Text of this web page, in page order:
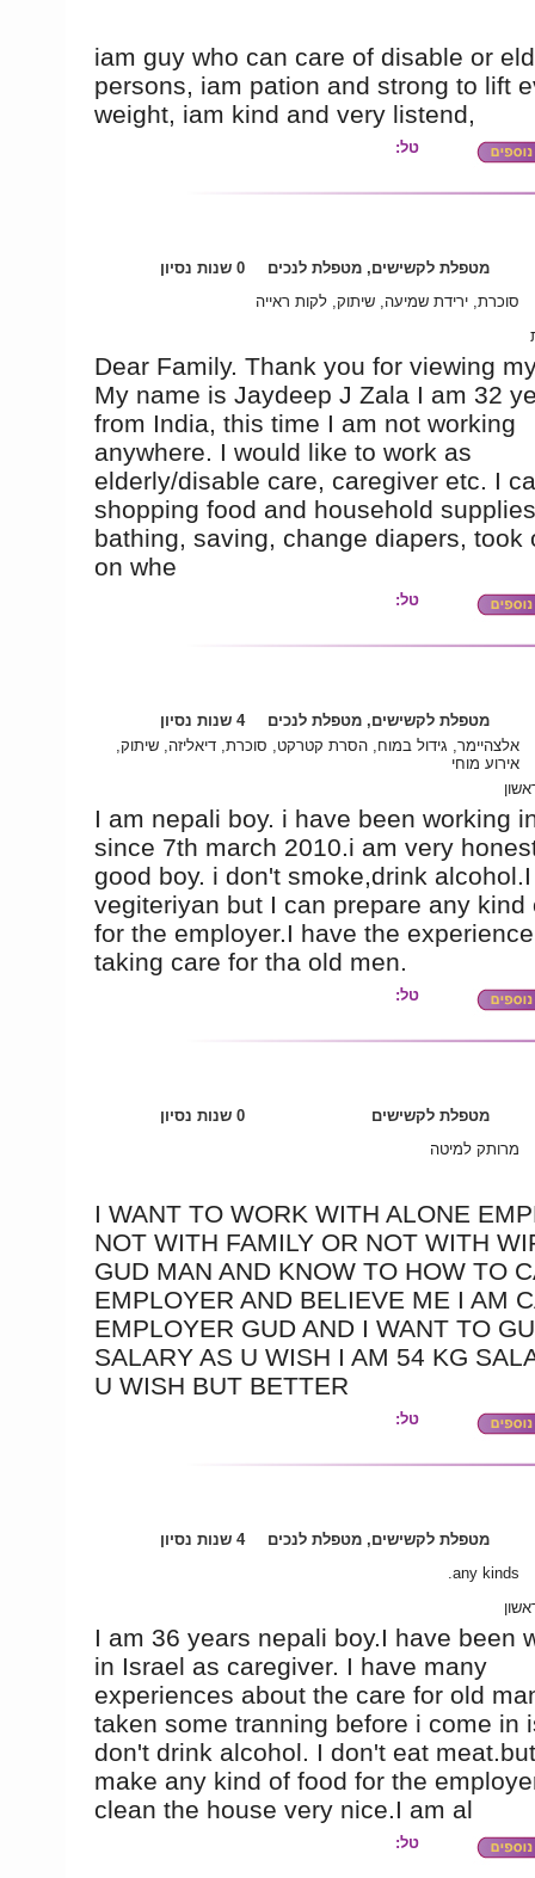
iam guy who can care of disable or
persons, iam pation and strong to lift
weight, iam kind and very listend,
טל:
מטפלת לקשישים, מטפלת לנכים
0 שנות נסיון
סוכרת, ירידת שמיעה, שיתוק, לקות ראייה
Dear Family. Thank you for viewing
My name is Jaydeep J Zala I am 32
from India, this time I am not working
anywhere. I would like to work as
elderly/disable care, caregiver etc. I
shopping food and household
bathing, saving, change diapers, took
on whe
טל:
מטפלת לקשישים, מטפלת לנכים
4 שנות נסיון
אלצהיימר, גידול במוח, הסרת קטרקט, סוכרת, דיאליזה, שיתוק,
אירוע מוחי
I am nepali boy. i have been working
since 7th march 2010.i am very
good boy. i don't smoke,drink
vegiteriyan but I can prepare any kind
for the employer.I have the
taking care for tha old men.
טל:
מטפלת לקשישים
0 שנות נסיון
מרותק למיטה
I WANT TO WORK WITH ALONE
NOT WITH FAMILY OR NOT WITH
GUD MAN AND KNOW TO HOW TO
EMPLOYER AND BELIEVE ME I AM
EMPLOYER GUD AND I WANT TO
SALARY AS U WISH I AM 54 KG
U WISH BUT BETTER
טל:
מטפלת לקשישים, מטפלת לנכים
4 שנות נסיון
any kinds.
I am 36 years nepali boy.I have been
in Israel as caregiver. I have many
experiences about the care for old
taken some tranning before i come in
don't drink alcohol. I don't eat
make any kind of food for the
clean the house very nice.I am al
טל: